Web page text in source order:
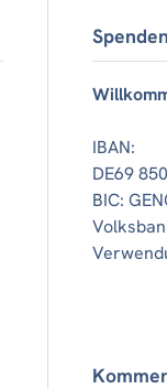
IBAN:
DE69
BIC: